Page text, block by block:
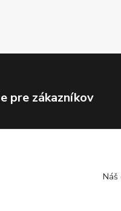
pre zákazníkov
Náš